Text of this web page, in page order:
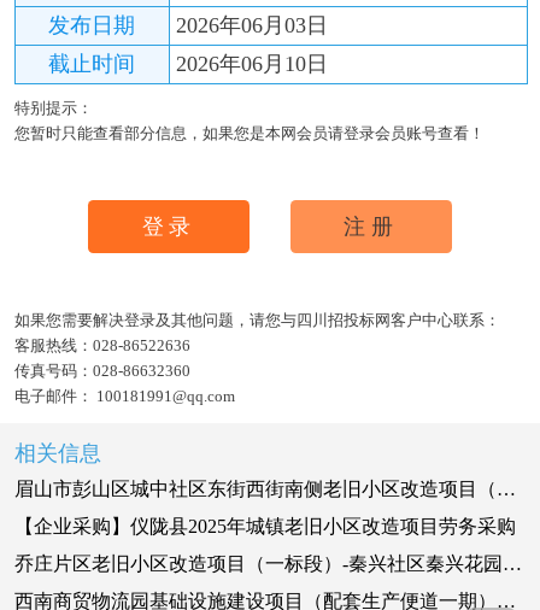
发布日期
2026年06月03日
截止时间
2026年06月10日
特别提示：
您暂时只能查看部分信息，如果您是本网会员请登录会员账号查看！
登录 注册
如果您需要解决登录及其他问题，请您与四川招投标网客户中心联系：
客服热线： 028-86522636
传真号码： 028-86632360
电子邮件： 100181991@qq.com
相关信息
眉山市彭山区城中社区东街西街南侧老旧小区改造项目（EPC）标段
【企业采购】仪陇县2025年城镇老旧小区改造项目劳务采购
乔庄片区老旧小区改造项目（一标段）-秦兴社区秦兴花园小区区块改造工程施工
西南商贸物流园基础设施建设项目（配套生产便道一期）施工